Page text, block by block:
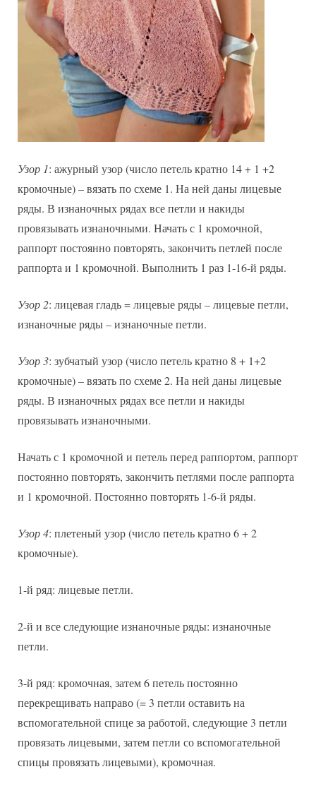
Узор 1: ажурный узор (число петель кратно 14 + 1 +2
кромочные) – вязать по схеме 1. На ней даны лицевые
ряды. В изнаночных рядах все петли и накиды
провязывать изнаночными. Начать с 1 кромочной,
раппорт постоянно повторять, закончить петлей после
раппорта и 1 кромочной. Выполнить 1 раз 1-16-й ряды.
Узор 2: лицевая гладь = лицевые ряды – лицевые петли,
изнаночные ряды – изнаночные петли.
Узор 3: зубчатый узор (число петель кратно 8 + 1+2
кромочные) – вязать по схеме 2. На ней даны лицевые
ряды. В изнаночных рядах все петли и накиды
провязывать изнаночными.
Начать с 1 кромочной и петель перед раппортом, раппорт
постоянно повторять, закончить петлями после раппорта
и 1 кромочной. Постоянно повторять 1-6-й ряды.
Узор 4: плетеный узор (число петель кратно 6 + 2
кромочные).
1-й ряд: лицевые петли.
2-й и все следующие изнаночные ряды: изнаночные
петли.
3-й ряд: кромочная, затем 6 петель постоянно
перекрещивать направо (= 3 петли оставить на
вспомогательной спице за работой, следующие 3 петли
провязать лицевыми, затем петли со вспомогательной
спицы провязать лицевыми), кромочная.